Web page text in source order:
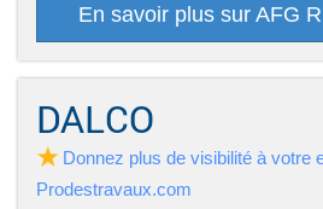
En savoir plus sur AFG
DALCO
Donnez plus de visibilité à votre
Prodestravaux.com